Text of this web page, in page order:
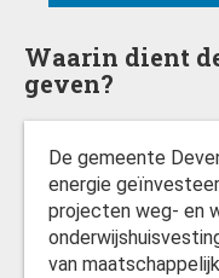
Belangrijke
Wat zijn
Welke
Waarin dient
geven?
De gemeente
energie
projecten weg- en
van